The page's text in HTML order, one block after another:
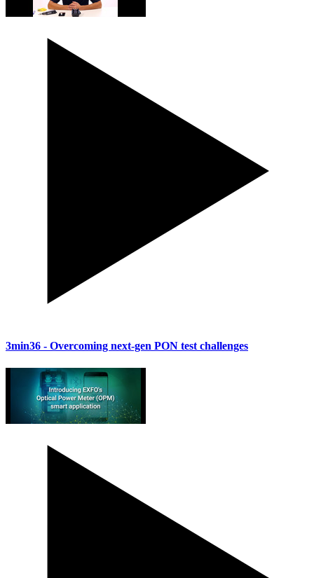
3min36 - Overcoming next-gen PON test challenges